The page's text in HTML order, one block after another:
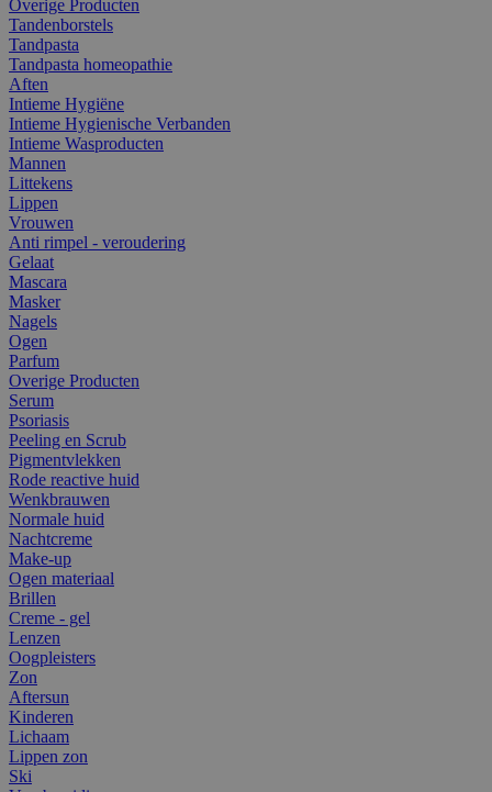
Overige Producten
Tandenborstels
Tandpasta
Tandpasta homeopathie
Aften
Intieme Hygiëne
Intieme Hygienische Verbanden
Intieme Wasproducten
Mannen
Littekens
Lippen
Vrouwen
Anti rimpel - veroudering
Gelaat
Mascara
Masker
Nagels
Ogen
Parfum
Overige Producten
Serum
Psoriasis
Peeling en Scrub
Pigmentvlekken
Rode reactive huid
Wenkbrauwen
Normale huid
Nachtcreme
Make-up
Ogen materiaal
Brillen
Creme - gel
Lenzen
Oogpleisters
Zon
Aftersun
Kinderen
Lichaam
Lippen zon
Ski